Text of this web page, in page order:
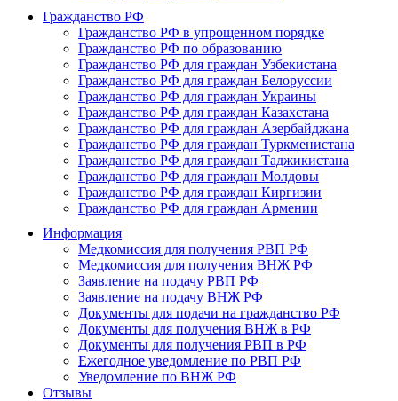
Гражданство РФ
Гражданство РФ в упрощенном порядке
Гражданство РФ по образованию
Гражданство РФ для граждан Узбекистана
Гражданство РФ для граждан Белоруссии
Гражданство РФ для граждан Украины
Гражданство РФ для граждан Казахстана
Гражданство РФ для граждан Азербайджана
Гражданство РФ для граждан Туркменистана
Гражданство РФ для граждан Таджикистана
Гражданство РФ для граждан Молдовы
Гражданство РФ для граждан Киргизии
Гражданство РФ для граждан Армении
Информация
Медкомиссия для получения РВП РФ
Медкомиссия для получения ВНЖ РФ
Заявление на подачу РВП РФ
Заявление на подачу ВНЖ РФ
Документы для подачи на гражданство РФ
Документы для получения ВНЖ в РФ
Документы для получения РВП в РФ
Ежегодное уведомление по РВП РФ
Уведомление по ВНЖ РФ
Отзывы